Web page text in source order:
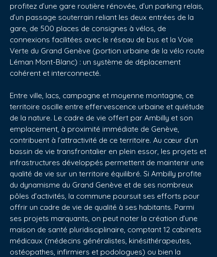
profitez d’une gare routière rénovée, d’un parking relais,
d’un passage souterrain reliant les deux entrées de la
gare, de 500 places de consignes à vélos, de
connexions facilitées avec le réseau de bus et la Voie
Verte du Grand Genève (portion urbaine de la vélo route
Léman Mont-Blanc) : un système de déplacement
cohérent et interconnecté.
Entre ville, lacs, campagne et moyenne montagne, ce
territoire oscille entre effervescence urbaine et quiétude
de la nature. Le cadre de vie offert par Ambilly et son
emplacement, à proximité immédiate de Genève,
contribuent à l’attractivité de ce territoire. Au cœur d’un
bassin de vie transfrontalier en plein essor, les projets et
infrastructures développés permettent de maintenir une
qualité de vie sur un territoire équilibré. Si Ambilly profite
du dynamisme du Grand Genève et de ses nombreux
pôles d’activités, la commune poursuit ses efforts pour
offrir un cadre de vie de qualité à ses habitants. Parmi
ses projets marquants, on peut noter la création d’une
maison de santé pluridisciplinaire, comptant 12 cabinets
médicaux (médecins généralistes, kinésithérapeutes,
ostéopathes, infirmiers et podologues) ou bien la